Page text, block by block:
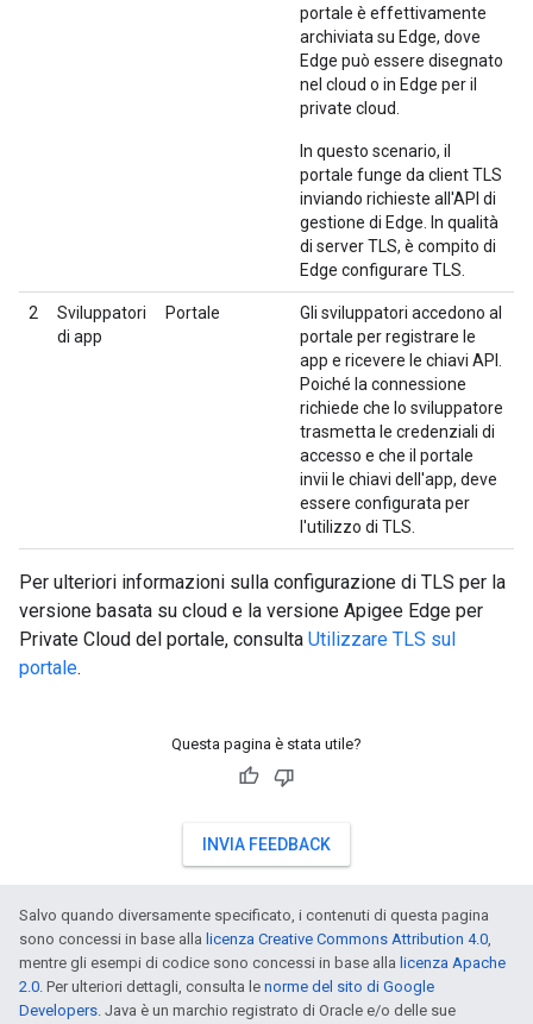
portale è effettivamente
archiviata su Edge, dove
Edge può essere disegnato
nel cloud o in Edge per il
private cloud.
In questo scenario, il
portale funge da client TLS
inviando richieste all'API di
gestione di Edge. In qualità
di server TLS, è compito di
Edge configurare TLS.
2
Sviluppatori
di app
Portale
Gli sviluppatori accedono al
portale per registrare le
app e ricevere le chiavi API.
Poiché la connessione
richiede che lo sviluppatore
trasmetta le credenziali di
accesso e che il portale
invii le chiavi dell'app, deve
essere configurata per
l'utilizzo di TLS.
Per ulteriori informazioni sulla configurazione di TLS per la
versione basata su cloud e la versione Apigee Edge per
Private Cloud del portale, consulta Utilizzare TLS sul
portale.
Questa pagina è stata utile?
INVIA FEEDBACK
Salvo quando diversamente specificato, i contenuti di questa pagina
sono concessi in base alla licenza Creative Commons Attribution 4.0,
mentre gli esempi di codice sono concessi in base alla licenza Apache
2.0. Per ulteriori dettagli, consulta le norme del sito di Google
Developers. Java è un marchio registrato di Oracle e/o delle sue